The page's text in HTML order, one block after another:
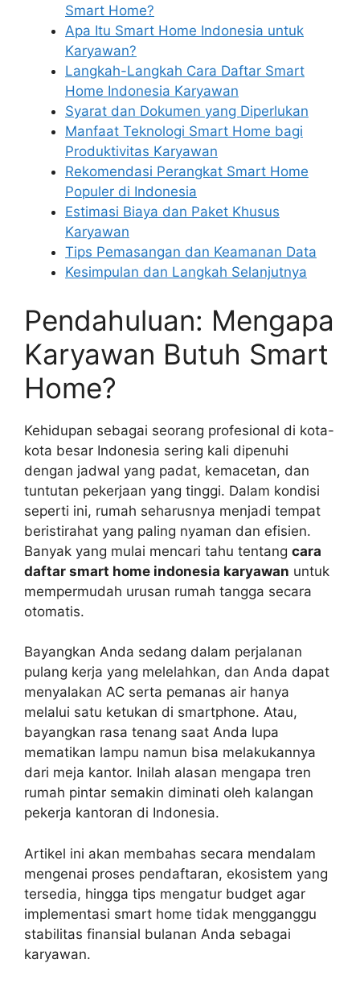
Smart Home?
Apa Itu Smart Home Indonesia untuk
Karyawan?
Langkah-Langkah Cara Daftar Smart
Home Indonesia Karyawan
Syarat dan Dokumen yang Diperlukan
Manfaat Teknologi Smart Home bagi
Produktivitas Karyawan
Rekomendasi Perangkat Smart Home
Populer di Indonesia
Estimasi Biaya dan Paket Khusus
Karyawan
Tips Pemasangan dan Keamanan Data
Kesimpulan dan Langkah Selanjutnya
Pendahuluan: Mengapa
Karyawan Butuh Smart
Home?
Kehidupan sebagai seorang profesional di kota-
kota besar Indonesia sering kali dipenuhi
dengan jadwal yang padat, kemacetan, dan
tuntutan pekerjaan yang tinggi. Dalam kondisi
seperti ini, rumah seharusnya menjadi tempat
beristirahat yang paling nyaman dan efisien.
Banyak yang mulai mencari tahu tentang cara
daftar smart home indonesia karyawan untuk
mempermudah urusan rumah tangga secara
otomatis.
Bayangkan Anda sedang dalam perjalanan
pulang kerja yang melelahkan, dan Anda dapat
menyalakan AC serta pemanas air hanya
melalui satu ketukan di smartphone. Atau,
bayangkan rasa tenang saat Anda lupa
mematikan lampu namun bisa melakukannya
dari meja kantor. Inilah alasan mengapa tren
rumah pintar semakin diminati oleh kalangan
pekerja kantoran di Indonesia.
Artikel ini akan membahas secara mendalam
mengenai proses pendaftaran, ekosistem yang
tersedia, hingga tips mengatur budget agar
implementasi smart home tidak mengganggu
stabilitas finansial bulanan Anda sebagai
karyawan.